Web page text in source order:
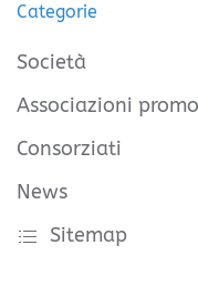
Categorie
Società
Associazioni
Consorziati
News
Sitemap